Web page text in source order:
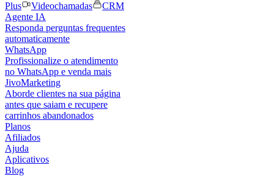
Plus
Videochamadas
CRM
Agente IA
Responda perguntas frequentes
automaticamente
WhatsApp
Profissionalize o atendimento
no WhatsApp e venda mais
JivoMarketing
Aborde clientes na sua página
antes que saiam e recupere
carrinhos abandonados
Planos
Afiliados
Ajuda
Aplicativos
Blog